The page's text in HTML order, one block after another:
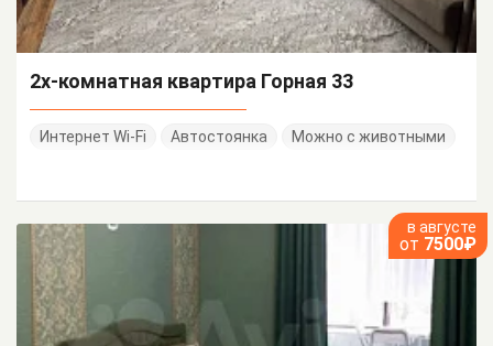
2х-комнатная квартира Горная 33
Интернет Wi-Fi Автостоянка Можно с животными
в августе
от 7500₽